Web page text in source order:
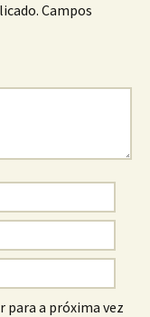
Campos
para a próxima vez